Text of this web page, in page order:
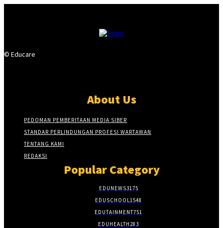
© Educare
About Us
PEDOMAN PEMBERITAAN MEDIA SIBER
STANDAR PERLINDUNGAN PROFESI WARTAWAN
TENTANG KAMI
REDAKSI
Popular Category
EDUNEWS3175
EDUSCHOOL1548
EDUTAINMENT751
EDUHEALTH283